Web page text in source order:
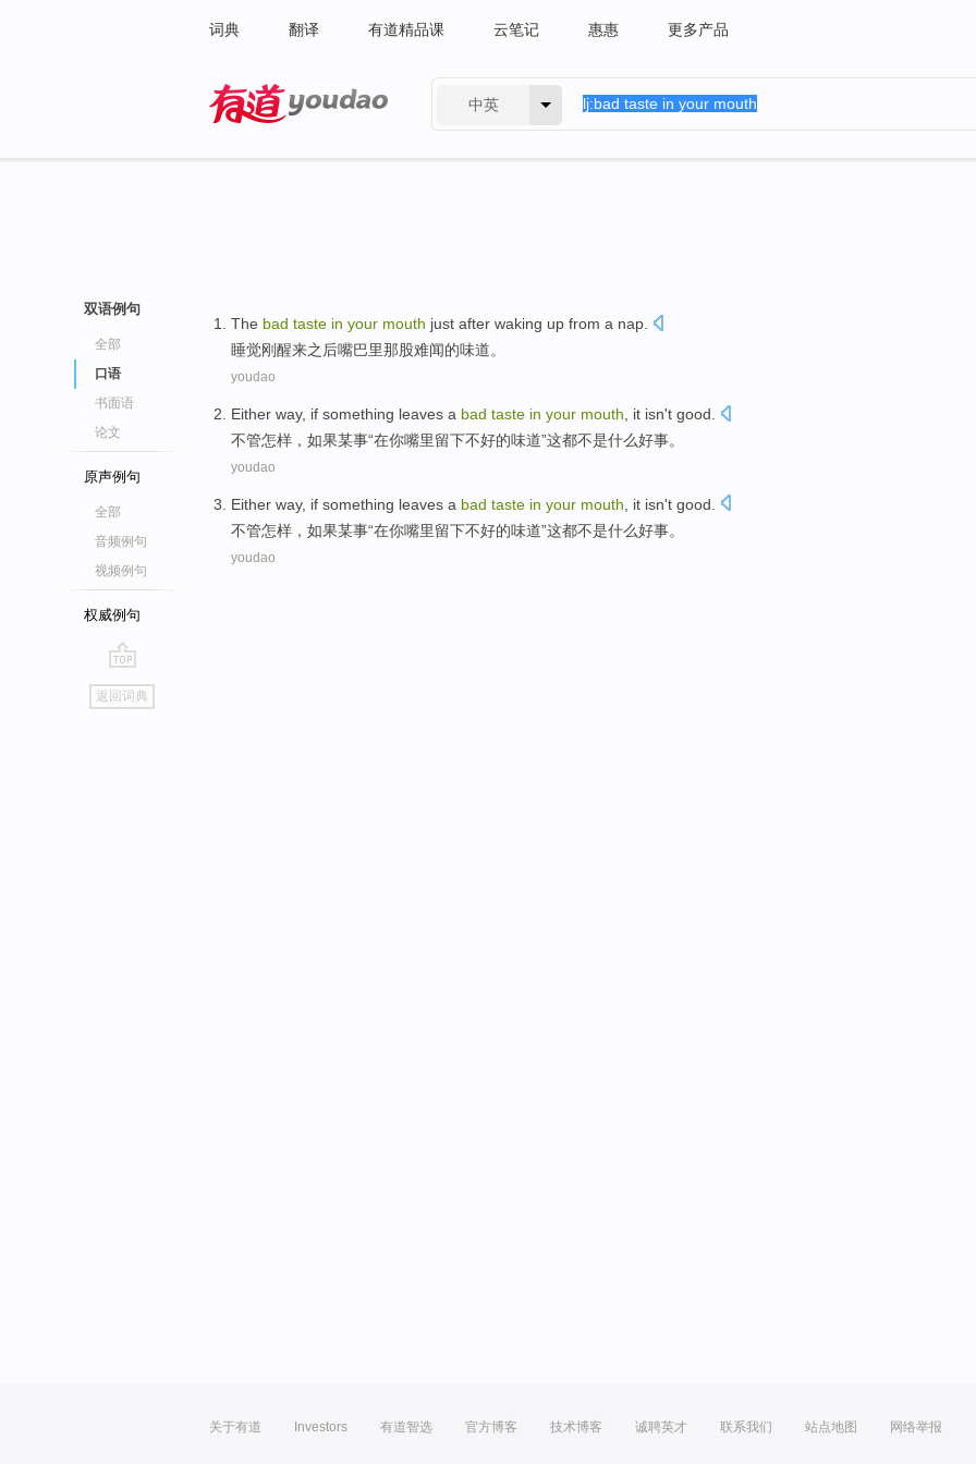
词典 翻译 有道精品课 云笔记 惠惠 更多产品
中英
双语例句
全部
口语
书面语
论文
原声例句
全部
音频例句
视频例句
权威例句
go
top
返回词典
The bad taste in your mouth just after waking up from a nap
睡觉刚醒来之后嘴巴里那股难闻的味道。
youdao
Either way, if something leaves a bad taste in your mouth it isn't good
不管怎样， 如果某事“在你嘴里留下不好的味道”这都不是什么好事。
youdao
Either way, if something leaves a bad taste in your mouth it isn't good
不管怎样， 如果某事“在你嘴里留下不好的味道”这都不是什么好事。
youdao
关于有道 Investors 有道智选 官方博客 技术博客 诚聘英才 联系我们 站点地图 网络举报